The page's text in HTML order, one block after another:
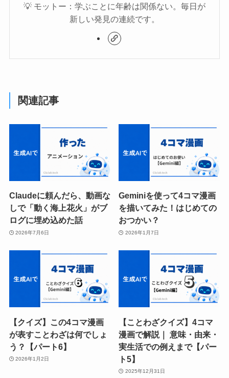
💡 モットー：学ぶことに年齢は関係ない。毎日が
新しい発見の連続です。
関連記事
Claudeに頼んだら、動画な
しで「動く海上花火」がブ
ログに埋め込めた話
2026年7月6日
Geminiを使って4コマ漫画
を描いてみた！はじめての
おつかい？
2026年1月7日
【クイズ】この4コマ漫画
が表すことわざは何でしょ
う？【パート6】
2026年1月2日
【ことわざクイズ】4コマ
漫画で解説｜ 意味・由来・
実生活での例えまで【パー
ト5】
2025年12月31日